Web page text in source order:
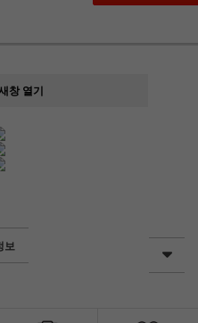
창 열기
보